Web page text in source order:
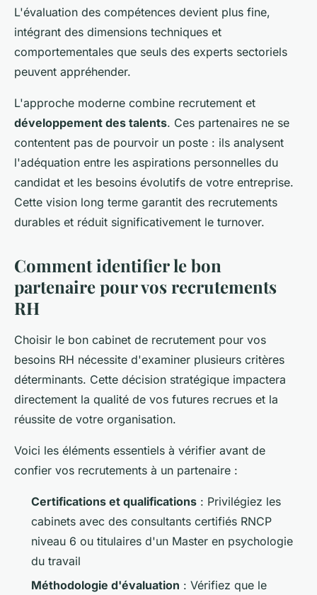
L'évaluation des compétences devient plus fine,
intégrant des dimensions techniques et
comportementales que seuls des experts sectoriels
peuvent appréhender.
L'approche moderne combine recrutement et
développement des talents. Ces partenaires ne se
contentent pas de pourvoir un poste : ils analysent
l'adéquation entre les aspirations personnelles du
candidat et les besoins évolutifs de votre entreprise.
Cette vision long terme garantit des recrutements
durables et réduit significativement le turnover.
Comment identifier le bon
partenaire pour vos recrutements
RH
Choisir le bon cabinet de recrutement pour vos
besoins RH nécessite d'examiner plusieurs critères
déterminants. Cette décision stratégique impactera
directement la qualité de vos futures recrues et la
réussite de votre organisation.
Voici les éléments essentiels à vérifier avant de
confier vos recrutements à un partenaire :
Certifications et qualifications : Privilégiez les
cabinets avec des consultants certifiés RNCP
niveau 6 ou titulaires d'un Master en psychologie
du travail
Méthodologie d'évaluation : Vérifiez que le